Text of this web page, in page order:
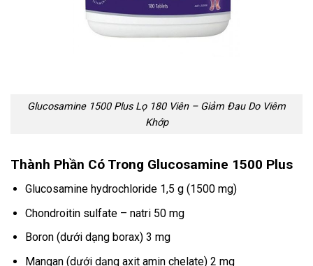
Glucosamine 1500 Plus Lọ 180 Viên – Giảm Đau Do Viêm
Khớp
Thành Phần Có Trong Glucosamine 1500 Plus
Glucosamine hydrochloride 1,5 g (1500 mg)
Chondroitin sulfate – natri 50 mg
Boron (dưới dạng borax) 3 mg
Mangan (dưới dạng axit amin chelate) 2 mg